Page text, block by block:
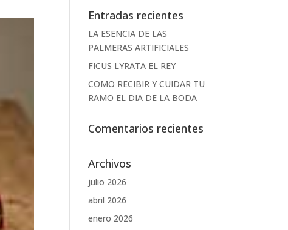
Entradas recientes
LA ESENCIA DE LAS
PALMERAS ARTIFICIALES
FICUS LYRATA EL REY
COMO RECIBIR Y CUIDAR TU
RAMO EL DIA DE LA BODA
Comentarios recientes
Archivos
julio 2026
abril 2026
enero 2026